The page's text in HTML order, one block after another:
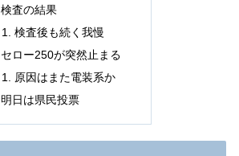
検査の結果
検査後も続く我慢
セロー250が突然止まる
原因はまた電装系か
明日は県民投票